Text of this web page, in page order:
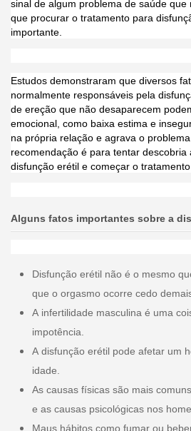
sinal de algum problema de saúde que
que procurar o tratamento para
importante.
Estudos demonstraram que diversos
normalmente responsáveis pela
de ereção que não desaparecem
emocional, como baixa estima e
na própria relação e agrava o
recomendação é para tentar descobria
disfunção erétil e começar o
Alguns fatos importantes sobre a
Disfunção erétil não é o mesmo
que o orgasmo ocorre cedo
A infertilidade masculina é uma
impotência.
A disfunção erétil pode afetar um
idade.
As causas físicas são mais
e as causas psicológicas nos
Maus hábitos como fumar ou